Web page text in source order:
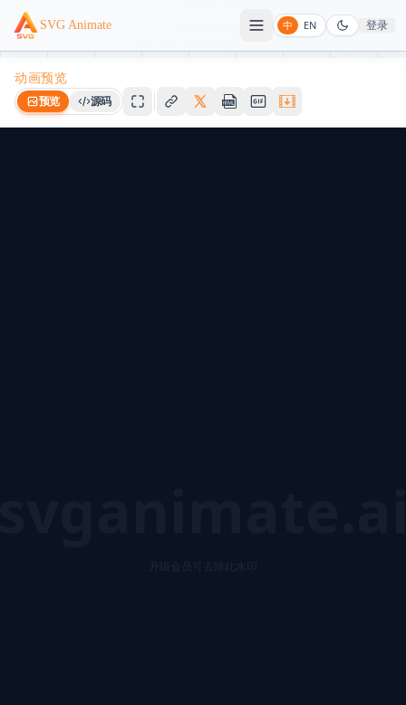
SVG Animate 中 EN 登录
动画预览
预览 源码
升级会员可去除此水印